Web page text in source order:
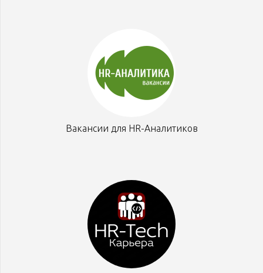
Вакансии для HR-Аналитиков